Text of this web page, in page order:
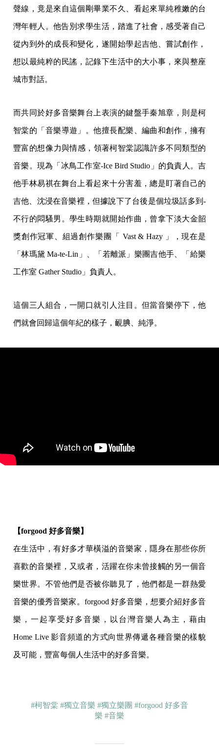
聲線，竟是來自這個剛畢業不久、看起來單純稚嫩的台
灣年輕人。他告別求學生活­，踏進了社會，感受著自己
從內到外的成長和變化，遂開始學起吉他、嘗試創作，
想以最純粹的民謠，記錄下生活中的大小事，來與整座
城市對話。
而共同於好多音樂舞台上表演的鍵盤手秦旭章，則是柯
智棠的「音樂導遊」。他擅長配樂、編曲和創作，擁有
豐富的想­像力與情感，領著柯智棠認識許多不同類型的
音樂。現為「冰鳥工作室-Ice Bird Studio」的負責人。吉
他手林易祺在舞台上看起來十分害羞，總是盯著自己的
吉他、沈浸在音樂裡，但據說下了台後是個垃圾話多到­
不行的悶騷男。學生時期就開始作曲，曾拿下淡大金韶
獎創作冠軍、組過創作樂­團「 Vast & Hazy 」，現在是
「林瑪黛 Ma-te-Lin」、「若離派」樂團吉他手、「給樂
工作室 Gather Studio」負責人。
這個三人組合，一開口就引人注目。但當音樂停下，他
們就會回歸這個年紀的樣子，靦腆、純淨。
【forgood 好多音樂】
在生活中，有好多才華橫溢的音樂家，隱身在那些你所
喜歡的音樂裡，又或者，活躍在你未曾接觸的另一個音
樂世界。不管他們是否被你聽見了，他們都是一群熱愛
音樂的優秀音樂家。forgood 好多音樂，想要介紹好多音
樂，一起享受好多音樂，以台灣音樂人為主，藉由
Home Live 影音頻道的方式向世界傳遞各種音樂的樣貌
及可能，豐富每個人生活中的好多音樂。
#柯智棠 #獨立音樂 #獨立樂團 #forgood 好多音
樂 #音樂